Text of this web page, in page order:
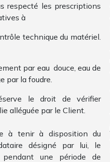
respecté les prescriptions
à
technique du matériel.
par eau douce, eau de
par la foudre.
le droit de vérifier
alléguée par le Client.
à tenir à disposition du
désigné par lui, le
pendant une période de